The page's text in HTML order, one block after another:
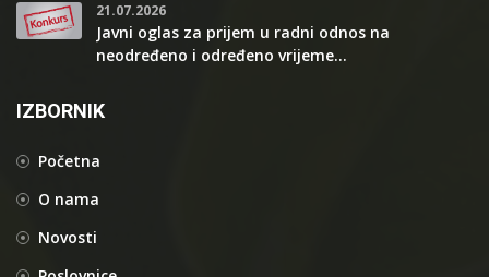
21.07.2026
Javni oglas za prijem u radni odnos na
neodređeno i određeno vrijeme...
IZBORNIK
Početna
O nama
Novosti